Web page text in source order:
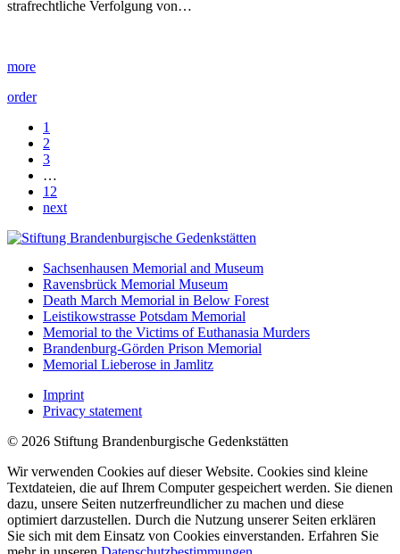
strafrechtliche Verfolgung von…
more
order
1
2
3
…
12
next
Sachsenhausen Memorial and Museum
Ravensbrück Memorial Museum
Death March Memorial in Below Forest
Leistikowstrasse Potsdam Memorial
Memorial to the Victims of Euthanasia Murders
Brandenburg-Görden Prison Memorial
Memorial Lieberose in Jamlitz
Imprint
Privacy statement
© 2026 Stiftung Brandenburgische Gedenkstätten
Wir verwenden Cookies auf dieser Website. Cookies sind kleine
Textdateien, die auf Ihrem Computer gespeichert werden. Sie dienen
dazu, unsere Seiten nutzerfreundlicher zu machen und diese
optimiert darzustellen. Durch die Nutzung unserer Seiten erklären
Sie sich mit dem Einsatz von Cookies einverstanden. Erfahren Sie